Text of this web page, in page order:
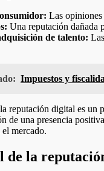
Las opiniones
Una reputación dañada
de talento:
Impuestos y
reputación digital es un
de una presencia
mercado.
de la